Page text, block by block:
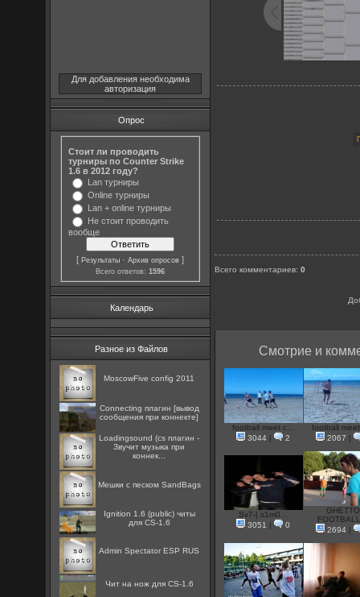
Для добавления необходима
авторизация
Опрос
Стоит ли проводить
турниры по Counter Strike
1.6 в 2012 году?
Lan турниры
Online турниры
Lan + online турниры
Не стоит проводить
вообще
[Результаты ·Архив опросов ]
Всего ответов:1596
Календарь
Разное из Файлов
MoscowFive config 2011
Connecting плагин [вывод
сообщения при коннекте]
Loadingsound (cs плагин -
Звучит музыка при
коннек...
Мешки с песком SandBags
Ignition 1.6 (public) читы
для CS-1.6
Admin Spectator ESP RUS
Чит на нож для CS-1.6
Всего комментариев:0
Смотрие и
football meet c...
3044 | 2
football
2067
|
Sv7-| s1m0...
3051
| 0
GHETTO
2694 |